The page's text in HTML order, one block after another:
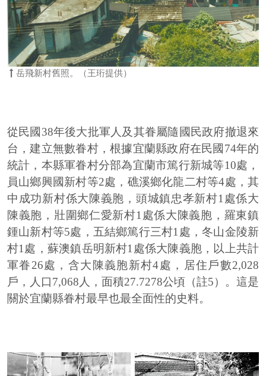
岳飛新村舊照。（王珩提供）
從民國38年後大批軍人及其眷屬隨國民政府撤退來
台，建立無數眷村，根據宜蘭縣政府在民國74年的
統計，本縣軍眷村分部為宜蘭市篤行新城等10處，
員山鄉興國新村等2處，礁溪鄉化龍二村等4處，其
中成功新村係大陳義胞，頭城鎮忠孝新村1處係大
陳義胞，壯圍鄉仁愛新村1處係大陳義胞，羅東鎮
鍾山新村等5處，五結鄉篤行三村1處，冬山金陵新
村1處，蘇澳鎮岳明新村1處係大陳義胞，以上共計
軍眷26處，含大陳義胞新村4處，居住戶數2,028
戶，人口7,068人，面積27.7278公頃（註5）。這是
關於宜蘭縣眷村最早也最全面性的史料。